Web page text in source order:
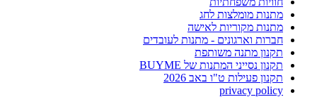
מתנות מומלצות לחג
מתנות מקוריות לאישה
חברות וארגונים - מתנות לעובדים
תקנון מתנה משותפת
תקנון נסייני המתנות של BUYME
תקנון פעילות ט"ו באב 2026
privacy policy